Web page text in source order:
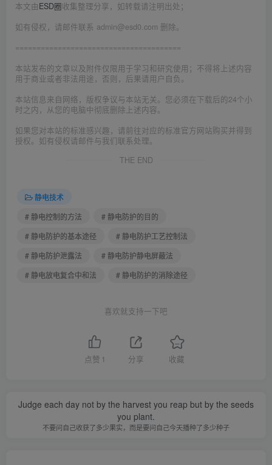
本文由ESD圈收集整理分享，如转载请注明出处；
如有侵权，请邮件联系 admin@esd0.com 删除。
=======================================
本站发布的文章以及附件仅限用于学习和研究使用；不得将上述内容
用于商业或者非法用途，否则，后果请用户自负。
本站信息来自网络，版权争议与本站无关。您必须在下载后的24个小
时之内，从您的电脑中彻底删除上述内容。
如果您对本站的标准感兴趣，请前往对应的标准官方网站购买并得到
授权。如有侵权请邮件与我们联系处理。
THE END
静电技术
# 静电控制的方法
# 静电防护的目的
# 静电防护的基本途径
# 静电防护工艺控制法
# 静电防护泄露法
# 静电防护静电屏蔽法
# 静电放电复合中和法
# 静电防护的消除途径
喜欢就支持一下吧
点赞 1 分享 收藏
Judge each day not by the harvest you reap but by the seeds
you plant.
不要问自己收获了多少果实，而是要问自己今天播种了多少种子